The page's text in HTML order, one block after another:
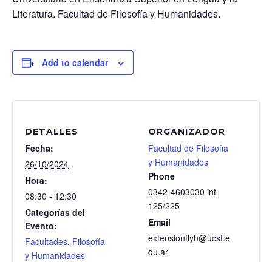
Literatura. Facultad de Filosofía y Humanidades.
Add to calendar
DETALLES
Fecha:
26/10/2024
Hora:
08:30 - 12:30
Categorías del
Evento:
Facultades, Filosofía
y Humanidades
ORGANIZADOR
Facultad de Filosofia
y Humanidades
Phone
0342-4603030 int.
125/225
Email
extensionffyh@ucsf.e
du.ar